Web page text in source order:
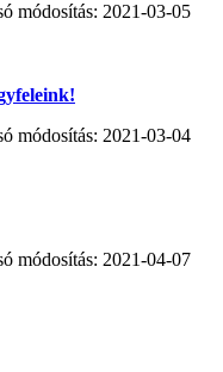
módosítás: 2021-03-05
módosítás: 2021-03-04
módosítás: 2021-04-07